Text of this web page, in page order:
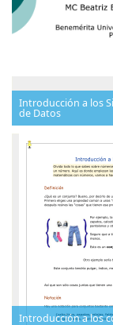
Introducción a los
de Datos
Introducción a los